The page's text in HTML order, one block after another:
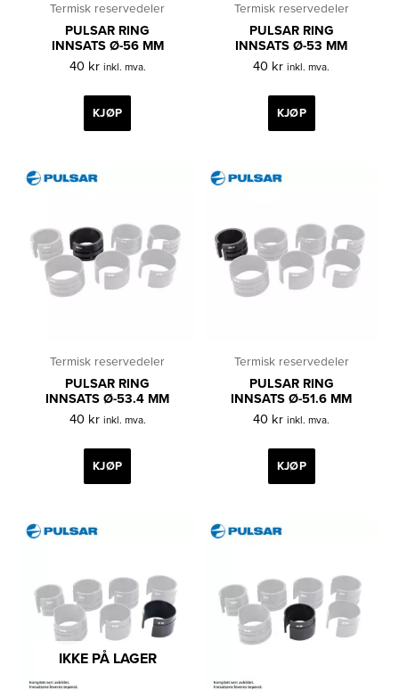
Termisk reservedeler
PULSAR RING
INNSATS Ø-56 MM
40 kr inkl. mva.
KJØP
Termisk reservedeler
PULSAR RING
INNSATS Ø-53 MM
40 kr inkl. mva.
KJØP
Termisk reservedeler
PULSAR RING
INNSATS Ø-53.4 MM
40 kr inkl. mva.
KJØP
Termisk reservedeler
PULSAR RING
INNSATS Ø-51.6 MM
40 kr inkl. mva.
KJØP
IKKE PÅ LAGER